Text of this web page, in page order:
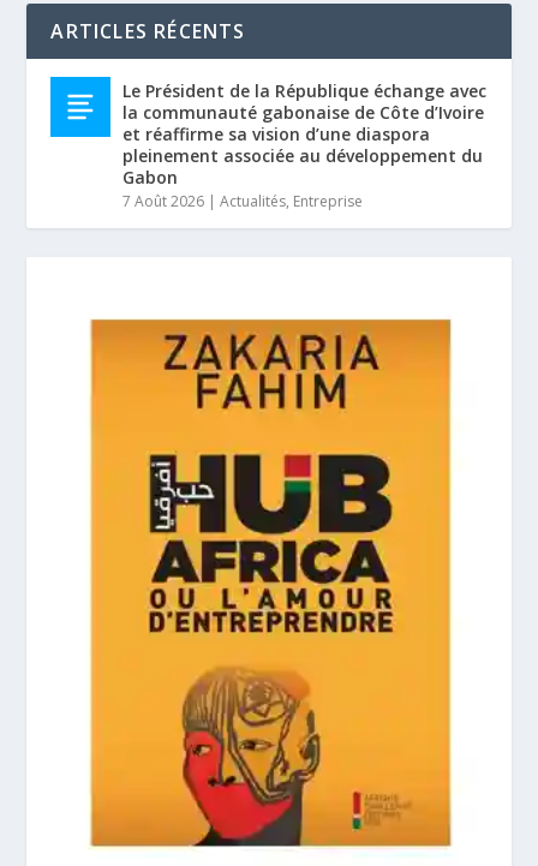
ARTICLES RÉCENTS
Le Président de la République échange avec
la communauté gabonaise de Côte d’Ivoire
et réaffirme sa vision d’une diaspora
pleinement associée au développement du
Gabon
7 Août 2026 |Actualités, Entreprise